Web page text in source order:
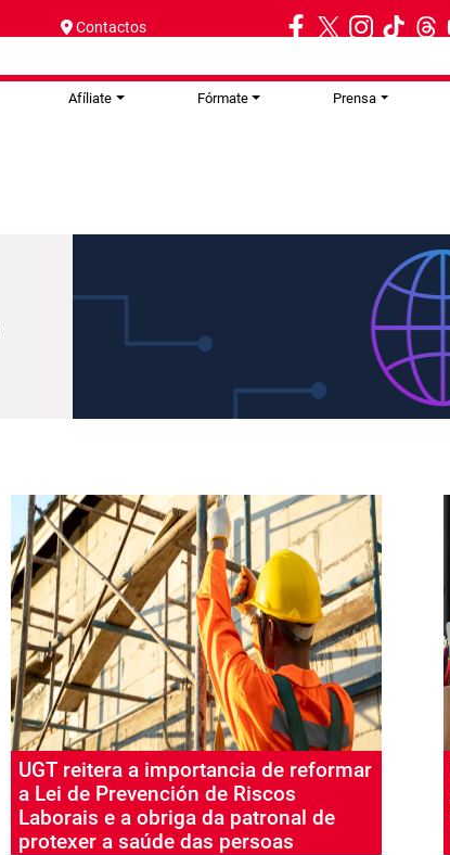
Contactos
Afíliate Fórmate Prensa
UGT reitera a importancia de reformar
a Lei de Prevención de Riscos
Laborais e a obriga da patronal de
protexer a saúde das persoas